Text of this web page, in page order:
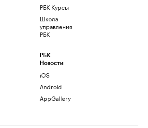
РБК Курсы
Школа
управления
РБК
РБК
Новости
iOS
Android
AppGallery